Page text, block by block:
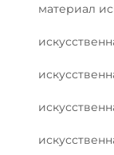
материал